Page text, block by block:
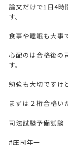
論文だけで1日4時
す。
食事や睡眠も大事
心配のは合格後の
す。
勉強も大切ですけ
まずは２桁合格い
司法試験予備試
#庄司年一